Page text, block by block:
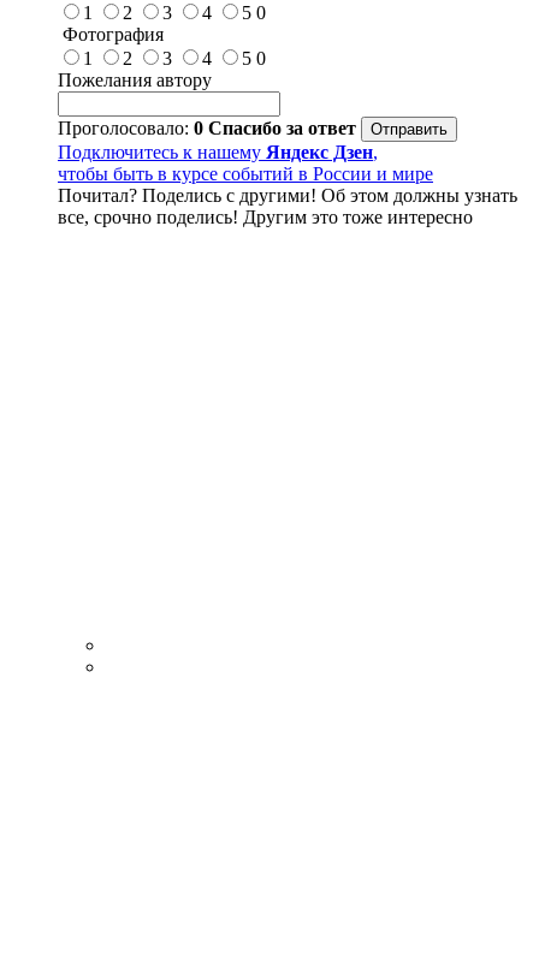
1
2 3 4 5 0
Фотография
1
2 3 4 5 0
Пожелания автору
Проголосовало: 0 Спасибо за ответ
Подключитесь к нашему Яндекс Дзен,
чтобы быть в курсе событий в России и мире
Почитал? Поделись с другими! Об этом должны узнать
все, срочно поделись! Другим это тоже интересно